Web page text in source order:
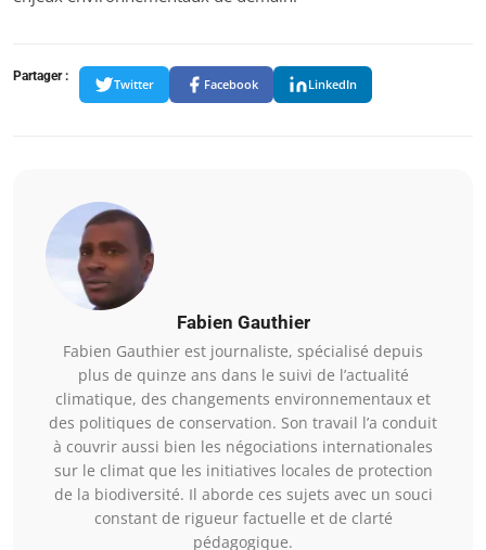
Partager :
Twitter Facebook LinkedIn
Fabien Gauthier
Fabien Gauthier est journaliste, spécialisé depuis
plus de quinze ans dans le suivi de l’actualité
climatique, des changements environnementaux et
des politiques de conservation. Son travail l’a conduit
à couvrir aussi bien les négociations internationales
sur le climat que les initiatives locales de protection
de la biodiversité. Il aborde ces sujets avec un souci
constant de rigueur factuelle et de clarté
pédagogique.